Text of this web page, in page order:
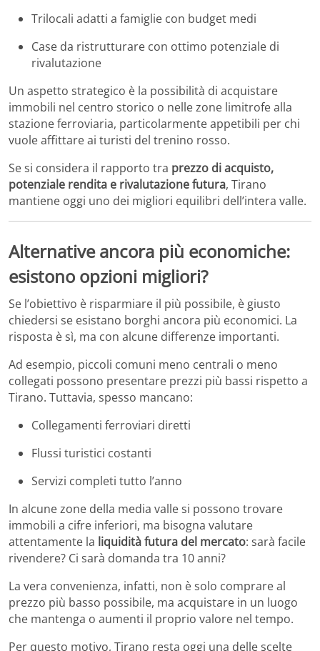
Trilocali adatti a famiglie con budget medi
Case da ristrutturare con ottimo potenziale di
rivalutazione
Un aspetto strategico è la possibilità di acquistare
immobili nel centro storico o nelle zone limitrofe alla
stazione ferroviaria, particolarmente appetibili per chi
vuole affittare ai turisti del trenino rosso.
Se si considera il rapporto tra prezzo di acquisto,
potenziale rendita e rivalutazione futura, Tirano
mantiene oggi uno dei migliori equilibri dell’intera valle.
Alternative ancora più economiche:
esistono opzioni migliori?
Se l’obiettivo è risparmiare il più possibile, è giusto
chiedersi se esistano borghi ancora più economici. La
risposta è sì, ma con alcune differenze importanti.
Ad esempio, piccoli comuni meno centrali o meno
collegati possono presentare prezzi più bassi rispetto a
Tirano. Tuttavia, spesso mancano:
Collegamenti ferroviari diretti
Flussi turistici costanti
Servizi completi tutto l’anno
In alcune zone della media valle si possono trovare
immobili a cifre inferiori, ma bisogna valutare
attentamente la liquidità futura del mercato: sarà facile
rivendere? Ci sarà domanda tra 10 anni?
La vera convenienza, infatti, non è solo comprare al
prezzo più basso possibile, ma acquistare in un luogo
che mantenga o aumenti il proprio valore nel tempo.
Per questo motivo, Tirano resta oggi una delle scelte